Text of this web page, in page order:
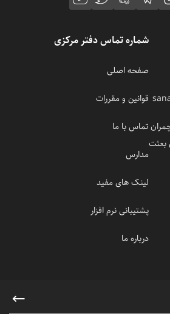
شماره تماس دفتر مرکزی
صفحه اصلی
قوانین و مقررات
تماس با ما
مدارس
لینک های مفید
پشتیبانی نرم افزار
درباره ما